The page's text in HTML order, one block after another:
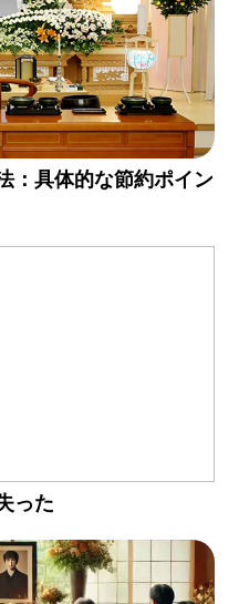
：具体的な節約ポイン
った